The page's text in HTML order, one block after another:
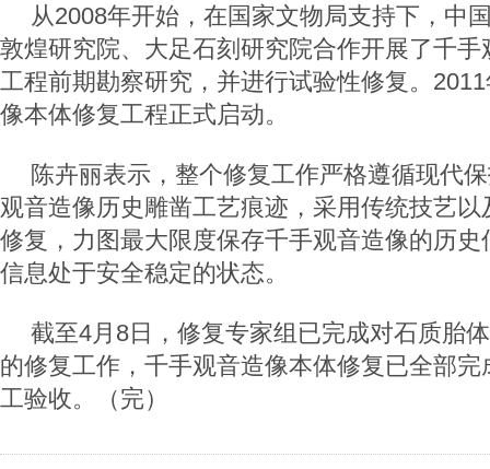
从2008年开始，在国家文物局支持下，中
敦煌研究院、大足石刻研究院合作开展了千
工程前期勘察研究，并进行试验性修复。
像本体修复工程正式启动。
陈卉丽表示，整个修复工作严格遵循现代
观音造像历史雕凿工艺痕迹，采用传统技艺
修复，力图最大限度保存千手观音造像的历
信息处于安全稳定的状态。
截至4月8日，修复专家组已完成对石质胎
的修复工作，千手观音造像本体修复已全部
工验收。（完）